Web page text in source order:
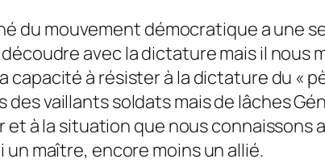
du mouvement démocratique a une
avec la dictature mais il
capacité à résister à la dictature du «
des vaillants soldats mais de lâches
et à la situation que nous connaissons
maître, encore moins un allié.